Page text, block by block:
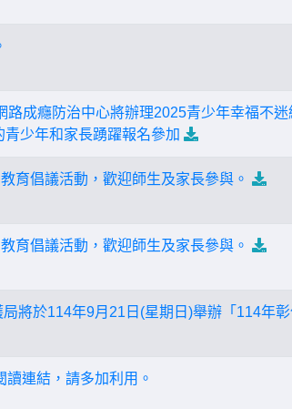
成癮防治中心將辦理2025青少年幸福不迷
少年和家長踴躍報名參加
育倡議活動，歡迎師生及家長參與。
育倡議活動，歡迎師生及家長參與。
將於114年9月21日(星期日)舉辦「114年
連結，請多加利用。